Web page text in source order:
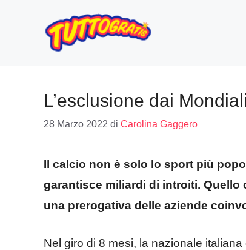
contenuto
L’esclusione dai
28 Marzo 2022 di Carolina Gaggero
Il calcio non è solo lo sport più
garantisce miliardi di introiti.
una prerogativa delle aziende
Nel giro di 8 mesi, la nazionale italiana